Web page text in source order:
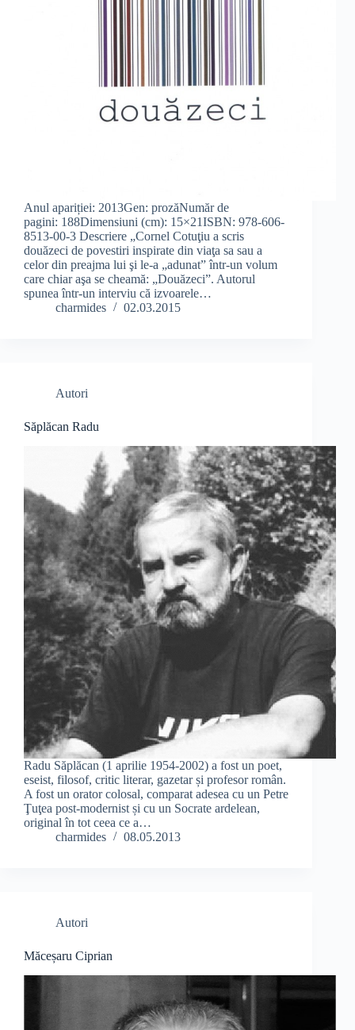
Anul apariției: 2013Gen: prozăNumăr de
pagini: 188Dimensiuni (cm): 15×21ISBN: 978-606-
8513-00-3 Descriere „Cornel Cotuţiu a scris
douăzeci de povestiri inspirate din viaţa sa sau a
celor din preajma lui şi le-a „adunat” într-un volum
care chiar aşa se cheamă: „Douăzeci”. Autorul
spunea într-un interviu că izvoarele…
charmides
02.03.2015
Autori
Săplăcan Radu
Radu Săplăcan (1 aprilie 1954-2002) a fost un poet,
eseist, filosof, critic literar, gazetar și profesor român.
A fost un orator colosal, comparat adesea cu un Petre
Ţuţea post-modernist și cu un Socrate ardelean,
original în tot ceea ce a…
charmides
08.05.2013
Autori
Măceșaru Ciprian